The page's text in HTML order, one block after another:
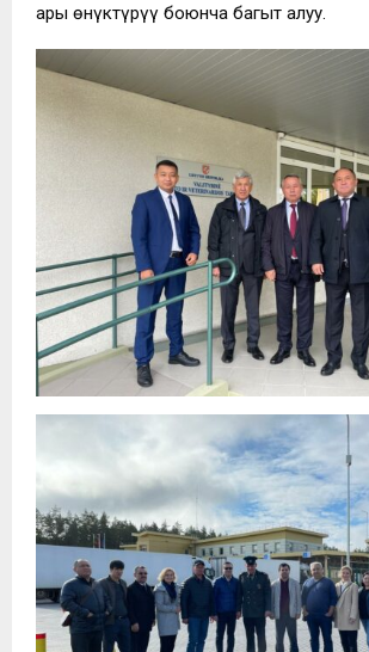
ары өнүктүрүү боюнча багыт алуу.